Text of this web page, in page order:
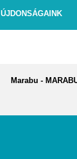
ÚJDONSÁGAINK
Marabu -